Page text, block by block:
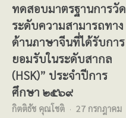
ทดสอบมาตรฐานการวัด
ระดับความสามารถทาง
ด้านภาษาจีนที่ได้รับการ
ยอมรับในระดับสากล
(HSK)” ประจำปีการ
ศึกษา ๒๕๖๙
กิตติธัช คุณโชติ
27 กรกฎาคม